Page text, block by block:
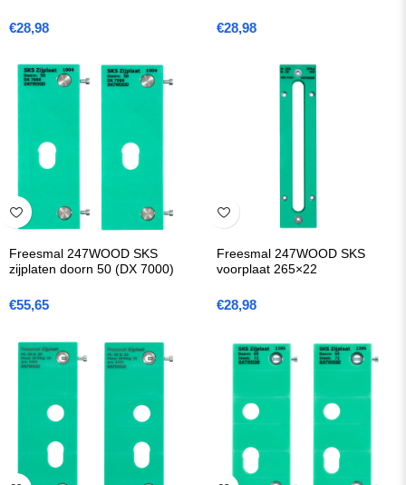
€28,98 €28,98
Freesmal 247WOOD SKS
zijplaten doorn 50 (DX 7000)
€55,65
Freesmal 247WOOD SKS
voorplaat 265×22
€28,98